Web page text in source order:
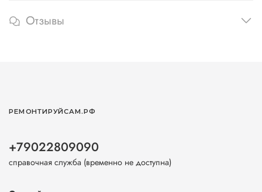
Отзывы
РЕМОНТИРУЙСАМ.РФ
+79022809090
справочная служба (временно не доступна)